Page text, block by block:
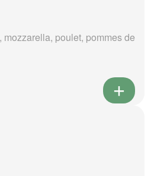
poulet, pommes de